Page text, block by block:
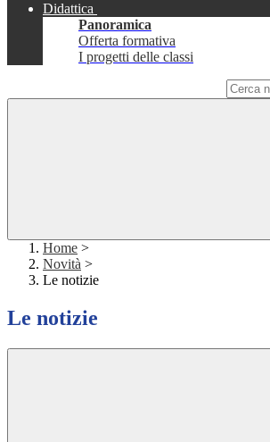
Didattica
Panoramica
Offerta formativa
I progetti delle classi
Home >
Novità >
Le notizie
Le notizie